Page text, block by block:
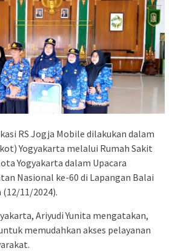
RS Jogja Mobile dilakukan dalam
Yogyakarta melalui Rumah Sakit
Yogyakarta dalam Upacara
Nasional ke-60 di Lapangan Balai
(12/11/2024).
Ariyudi Yunita mengatakan,
memudahkan akses pelayanan